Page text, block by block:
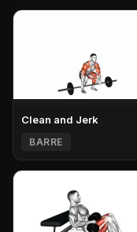
Clean and Jerk
BARRE